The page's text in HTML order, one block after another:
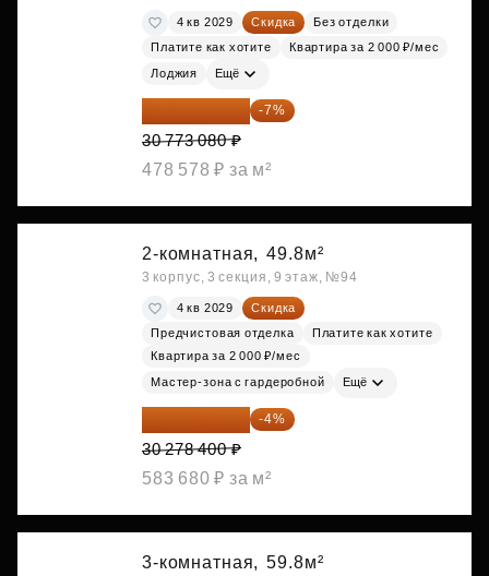
4 кв 2029 Скидка
Без отделки
Платите как хотите
Квартира за 2 000 ₽/мес
Лоджия Ещё
28 618 964 ₽ -7%
30 773 080 ₽
478 578 ₽ за м²
2-комнатная, 49.8м²
3 корпус, 3 секция, 9 этаж, №94
4 кв 2029
Скидка
Предчистовая отделка
Платите как хотите
Квартира за 2 000 ₽/мес
Мастер-зона с гардеробной Ещё
29 067 264 ₽ -4%
30 278 400 ₽
583 680 ₽ за м²
3-комнатная, 59.8м²